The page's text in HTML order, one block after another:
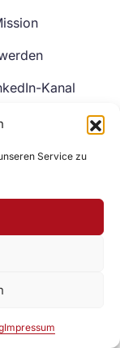
Service zu
Impressum
Kanal
Kanal